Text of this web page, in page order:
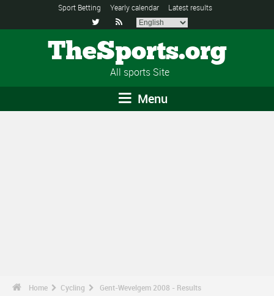
Sport Betting Yearly calendar Latest results
 
TheSports.org
All sports Site
Menu
Home Cycling Gent-Wevelgem 2008 - Results